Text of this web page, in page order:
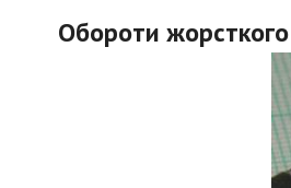
Обороти